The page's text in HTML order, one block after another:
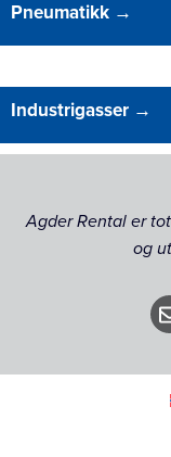
Pneumatikk →
Industrigasser →
Agder Rental er
og